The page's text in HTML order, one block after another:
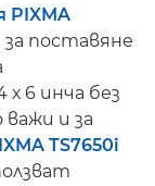
PIXMA
поставяне
6 инча без
и за
TS7650i